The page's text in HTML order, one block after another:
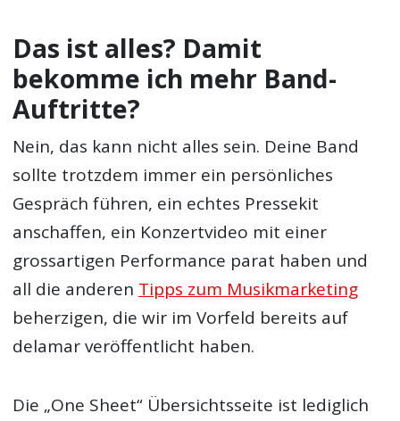
Das ist alles? Damit
bekomme ich mehr Band-
Auftritte?
Nein, das kann nicht alles sein. Deine Band
sollte trotzdem immer ein persönliches
Gespräch führen, ein echtes Pressekit
anschaffen, ein Konzertvideo mit einer
grossartigen Performance parat haben und
all die anderen Tipps zum Musikmarketing
beherzigen, die wir im Vorfeld bereits auf
delamar veröffentlicht haben.
Die „One Sheet“ Übersichtsseite ist lediglich